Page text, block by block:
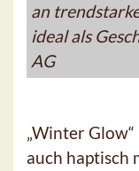
an
ideal als
AG
„Winter
auch haptisch